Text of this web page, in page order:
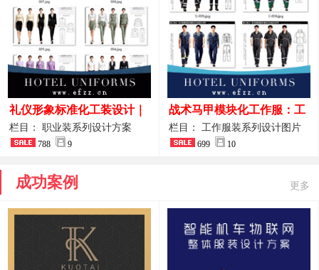
礼仪形象标准化工装设计｜
高端服务业仪态塑造专属职
业装系列
栏目： 职业装系列设计方案
788 9
战术马甲模块化工作服：工
程巡检与设备调试岗位的多
功能收纳设计
栏目： 工作服装系列设计图片
699 10
成功案例 更多